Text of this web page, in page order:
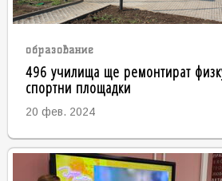
образование
496 училища ще ремонтират
спортни площадки
20 фев. 2024